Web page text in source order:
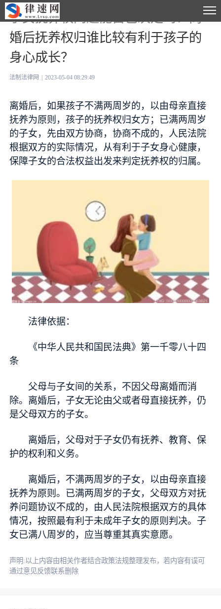
子女抚养权问题能自己决定吗？离
婚后抚养权归谁比较有利于孩子的
身心成长？
法制法律网 2023-05-04 08:29:49
离婚后，如果孩子不满两周岁的，以由母亲直接
抚养为原则，孩子的抚养权归女方；已满两周岁
的子女，先由双方协商，协商不成的，人民法院
根据双方的实际情况，从有利于子女身心健康，
保障子女的合法权益出发来判定抚养权的归属。
法律依据：
《中华人民共和国民法典》第一千零八十四
条
父母与子女间的关系，不因父母离婚而消
除。离婚后，子女无论由父或者母直接抚养，仍
是父母双方的子女。
离婚后，父母对于子女仍有抚养、教育、保
护的权利和义务。
离婚后，不满两周岁的子女，以由母亲直接
抚养为原则。已满两周岁的子女，父母双方对抚
养问题协议不成的，由人民法院根据双方的具体
情况，按照最有利于未成年子女的原则判决。子
女已满八周岁的，应当尊重其真实意愿。
声明:以上内容由相关作者结合政策法规整理发布，若内容有误可
通过意见反馈联系删除